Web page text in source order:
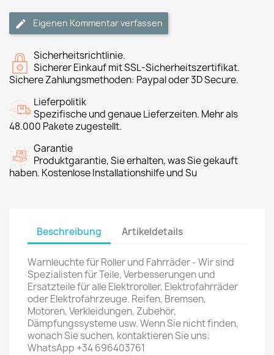
Eigenen Kommentar verfassen
Sicherheitsrichtlinie.
Sicherer Einkauf mit SSL-Sicherheitszertifikat.
Sichere Zahlungsmethoden: Paypal oder 3D Secure.
Lieferpolitik
Spezifische und genaue Lieferzeiten. Mehr als
48.000 Pakete zugestellt.
Garantie
Produktgarantie, Sie erhalten, was Sie gekauft
haben. Kostenlose Installationshilfe und Su
Beschreibung Artikeldetails
Warnleuchte für Roller und Fahrräder - Wir sind
Spezialisten für Teile, Verbesserungen und
Ersatzteile für alle Elektroroller, Elektrofahrräder
oder Elektrofahrzeuge. Reifen, Bremsen,
Motoren, Verkleidungen, Zubehör,
Dämpfungssysteme usw. Wenn Sie nicht finden,
wonach Sie suchen, kontaktieren Sie uns:
WhatsApp +34 696403761